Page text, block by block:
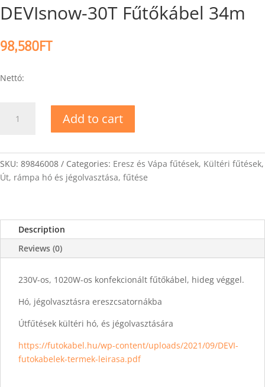
DEVIsnow-30T Fűtőkábel 34m
98,580FT
Nettó:
quantity
Add to cart
SKU: 89846008 Categories: Eresz és Vápa fűtések, Kültéri fűtések,
Út, rámpa hó és jégolvasztása, fűtése
Description
Reviews (0)
230V-os, 1020W-os konfekcionált fűtőkábel, hideg véggel.
Hó, jégolvasztásra ereszcsatornákba
Útfűtések kültéri hó, és jégolvasztására
https://futokabel.hu/wp-content/uploads/2021/09/DEVI-
futokabelek-termek-leirasa.pdf